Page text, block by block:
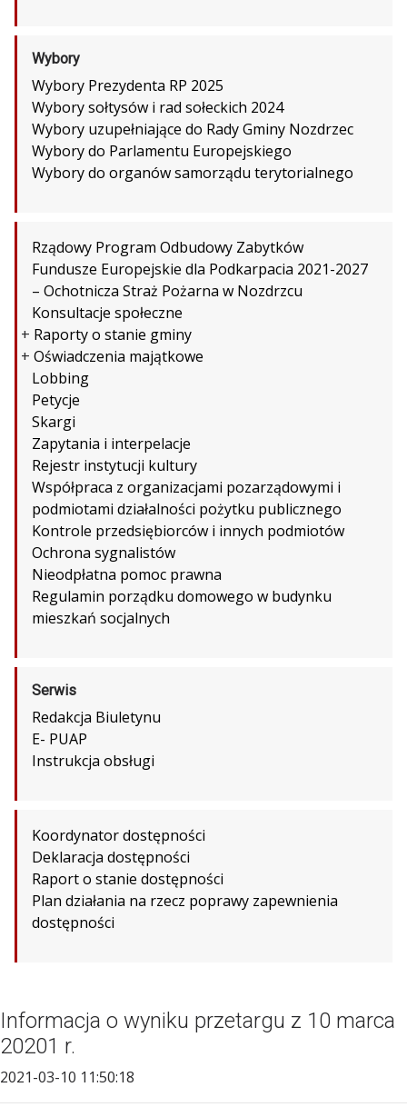
Wybory
Wybory Prezydenta RP 2025
Wybory sołtysów i rad sołeckich 2024
Wybory uzupełniające do Rady Gminy Nozdrzec
Wybory do Parlamentu Europejskiego
Wybory do organów samorządu terytorialnego
Rządowy Program Odbudowy Zabytków
Fundusze Europejskie dla Podkarpacia 2021-2027
– Ochotnicza Straż Pożarna w Nozdrzcu
Konsultacje społeczne
+ Raporty o stanie gminy
+ Oświadczenia majątkowe
Lobbing
Petycje
Skargi
Zapytania i interpelacje
Rejestr instytucji kultury
Współpraca z organizacjami pozarządowymi i
podmiotami działalności pożytku publicznego
Kontrole przedsiębiorców i innych podmiotów
Ochrona sygnalistów
Nieodpłatna pomoc prawna
Regulamin porządku domowego w budynku
mieszkań socjalnych
Serwis
Redakcja Biuletynu
E- PUAP
Instrukcja obsługi
Koordynator dostępności
Deklaracja dostępności
Raport o stanie dostępności
Plan działania na rzecz poprawy zapewnienia
dostępności
Informacja o wyniku przetargu z 10 marca
20201 r.
2021-03-10 11:50:18